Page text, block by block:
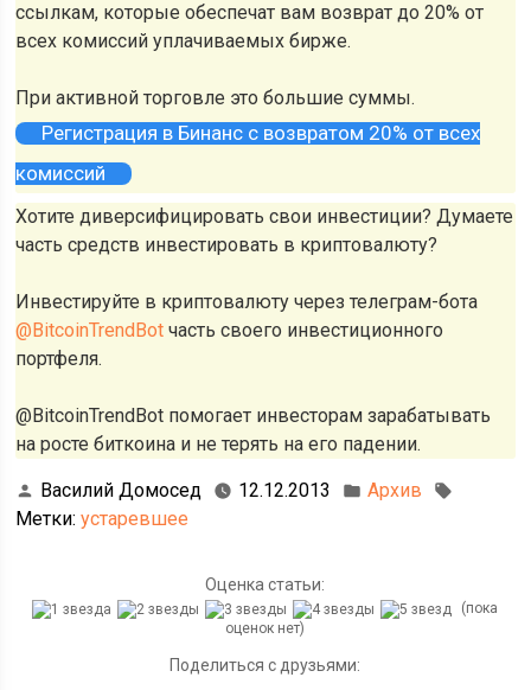
ссылкам, которые обеспечат вам возврат до 20% от
всех комиссий уплачиваемых бирже.
При активной торговле это большие суммы.
Регистрация в Бинанс с возвратом 20% от всех
комиссий
Хотите диверсифицировать свои инвестиции? Думаете
часть средств инвестировать в криптовалюту?
Инвестируйте в криптовалюту через телеграм-бота
@BitcoinTrendBot часть своего инвестиционного
портфеля.
@BitcoinTrendBot помогает инвесторам зарабатывать
на росте биткоина и не терять на его падении.
Василий Домосед 12.12.2013
Архив
Метки:устаревшее
Оценка статьи:
(пока
оценок нет)
Поделиться с друзьями: